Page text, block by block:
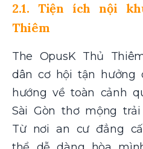
2.1. Tiện ích nội
Thiêm
The OpusK Thủ
dân cơ hội tận hưởng
hướng về toàn cảnh
Sài Gòn thơ mộng
Từ nơi an cư đẳng